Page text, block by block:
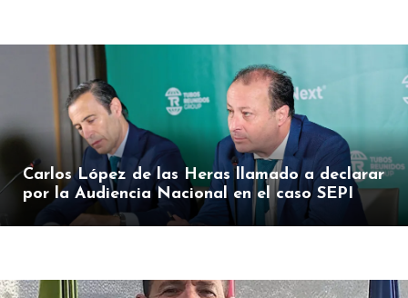
Carlos López de las Heras llamado a declarar
por la Audiencia Nacional en el caso SEPI